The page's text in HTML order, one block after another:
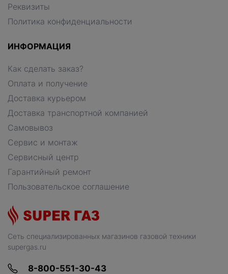
Сеть специализированных магазинов газовой техники
supergas.ru
8-800-551-30-43
Реквизиты
Политика конфиденциальности
ИНФОРМАЦИЯ
Как сделать заказ?
Оплата и получение
Доставка курьером
Доставка транспортной компанией
Самовывоз
Сервис и монтаж
Сервисный центр
Гарантийный ремонт
Пользовательское соглашение